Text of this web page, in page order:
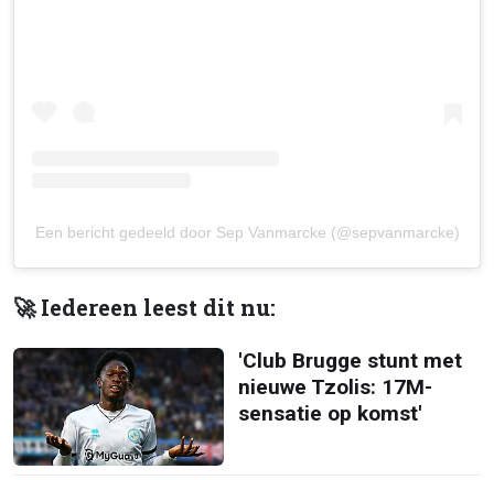
Een bericht gedeeld door Sep Vanmarcke (@sepvanmarcke)
🚀 Iedereen leest dit nu:
'Club Brugge stunt met
nieuwe Tzolis: 17M-
sensatie op komst'